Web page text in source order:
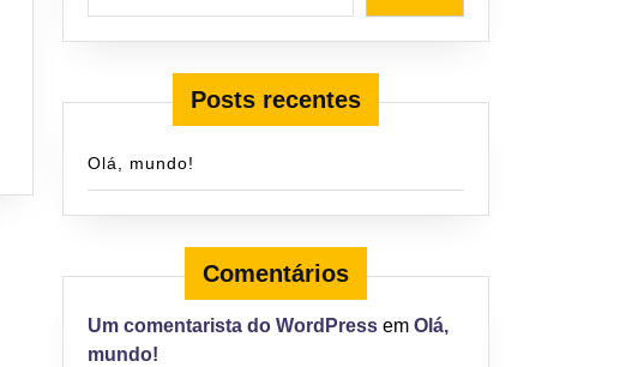
Posts recentes
Olá, mundo!
Comentários
Um comentarista do WordPress em Olá,
mundo!